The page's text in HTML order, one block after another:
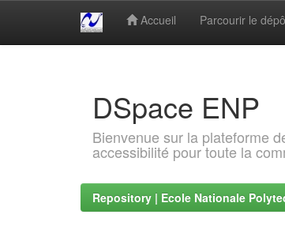
Accueil Parcourir le
DSpace ENP
Bienvenue sur la plateforme
accessibilité pour toute la
Repository | Ecole Nationale